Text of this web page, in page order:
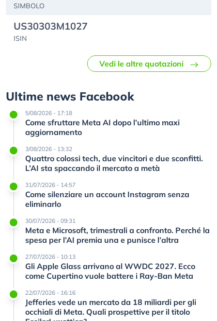
SIMBOLO
US30303M1027
ISIN
Vedi le altre quotazioni
Ultime news Facebook
5/08/2026 - 17:18
Come sfruttare Meta AI dopo l’ultimo maxi
aggiornamento
3/08/2026 - 13:32
Quattro colossi tech, due vincitori e due sconfitti.
L’AI sta spaccando il mercato a metà
31/07/2026 - 14:57
Come silenziare un account Instagram senza
eliminarlo
30/07/2026 - 09:31
Meta e Microsoft, trimestrali a confronto. Perché la
spesa per l’AI premia una e punisce l’altra
27/07/2026 - 10:13
Gli Apple Glass arrivano al WWDC 2027. Ecco
come Cupertino vuole battere i Ray-Ban Meta
22/07/2026 - 16:16
Jefferies vede un mercato da 18 miliardi per gli
occhiali di Meta. Quali prospettive per il titolo